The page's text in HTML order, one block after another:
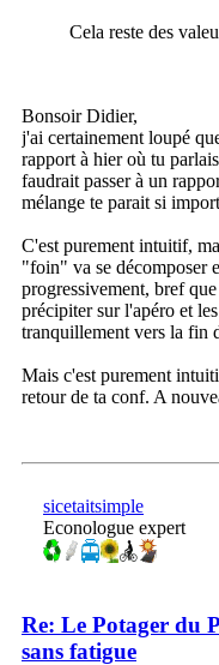
Cela reste des
Bonsoir Didier,
j'ai certainement loupé
rapport à hier où tu
faudrait passer à un
mélange te parait si
C'est purement intuitif,
"foin" va se décomposer
progressivement, bref
précipiter sur l'apéro et
tranquillement vers la fin
Mais c'est purement
retour de ta conf. A
sicetaitsimple
Econologue expert
Re: Le Potager du
sans fatigue